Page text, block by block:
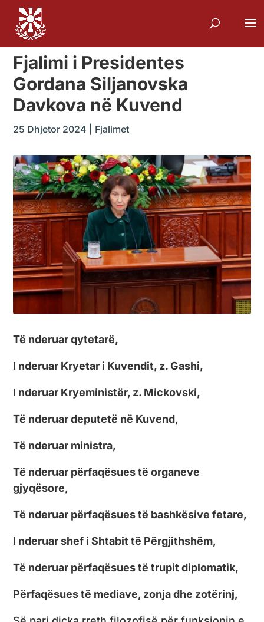
Fjalimi i Presidentes
Gordana Siljanovska
Davkova në Kuvend
25 Dhjetor 2024 Fjalimet
Të nderuar qytetarë,
I nderuar Kryetar i Kuvendit, z. Gashi,
I nderuar Kryeministër, z. Mickovski,
Të nderuar deputetë në Kuvend,
Të nderuar ministra,
Të nderuar përfaqësues të organeve
gjyqësore,
Të nderuar përfaqësues të bashkësive fetare,
I nderuar shef i Shtabit të Përgjithshëm,
Të nderuar përfaqësues të trupit diplomatik,
Përfaqësues të mediave, zonja dhe zotërinj,